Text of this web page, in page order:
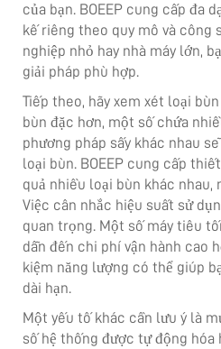
của bạn. BOEEP cung cấp đa
kế riêng theo quy mô và công
nghiệp nhỏ hay nhà máy lớn,
giải pháp phù hợp.
Tiếp theo, hãy xem xét loại
bùn đặc hơn, một số chứa
phương pháp sấy khác nhau
loại bùn. BOEEP cung cấp
quả nhiều loại bùn khác nhau,
Việc cân nhắc hiệu suất sử
quan trọng. Một số máy tiêu
dẫn đến chi phí vận hành cao
kiệm năng lượng có thể giúp
dài hạn.
Một yếu tố khác cần lưu ý là
số hệ thống được tự động hóa